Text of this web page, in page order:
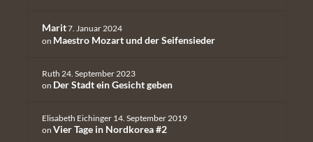
Marit7. Januar 2024
on Maestro Mozart und der Seifensieder
Ruth 24. September 2023
on Der Stadt ein Gesicht geben
Elisabeth Eichinger 14. September 2019
on Vier Tage in Nordkorea #2